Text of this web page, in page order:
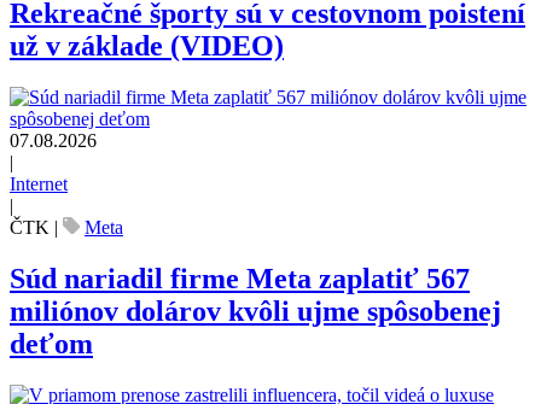
Rekreačné športy sú v cestovnom poistení
už v základe (VIDEO)
07.08.2026
|
Internet
|
ČTK | Meta
Súd nariadil firme Meta zaplatiť 567
miliónov dolárov kvôli ujme spôsobenej
deťom